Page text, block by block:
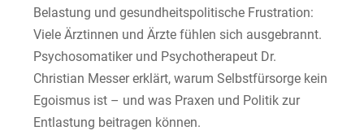
Belastung und gesundheitspolitische Frustration:
Viele Ärztinnen und Ärzte fühlen sich ausgebrannt.
Psychosomatiker und Psychotherapeut Dr.
Christian Messer erklärt, warum Selbstfürsorge kein
Egoismus ist – und was Praxen und Politik zur
Entlastung beitragen können.